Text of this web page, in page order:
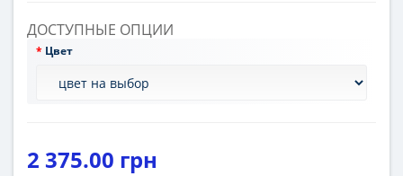
ДОСТУПНЫЕ ОПЦИИ
Цвет
2 375.00 грн